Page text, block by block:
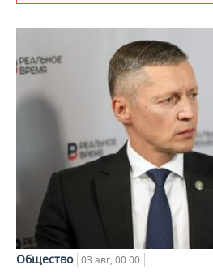
Общество 03 авг, 00:00